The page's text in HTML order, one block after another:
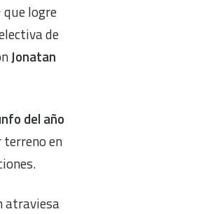
que logre
de
Jonatan
del año
terreno en
atraviesa